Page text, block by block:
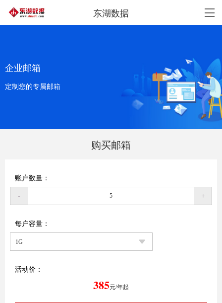
东湖数据
企业邮箱
定制您的专属邮箱
购买邮箱
账户数量：
- +
每户容量：
活动价：
385元/年起